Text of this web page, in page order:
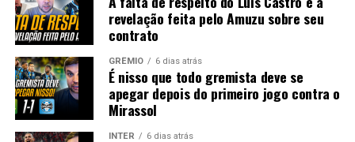
revelação feita pelo Amuzu sobre seu
contrato
GRÊMIO 6 dias atrás
É nisso que todo gremista deve se
apegar depois do primeiro jogo contra o
Mirassol
INTER 6 dias atrás